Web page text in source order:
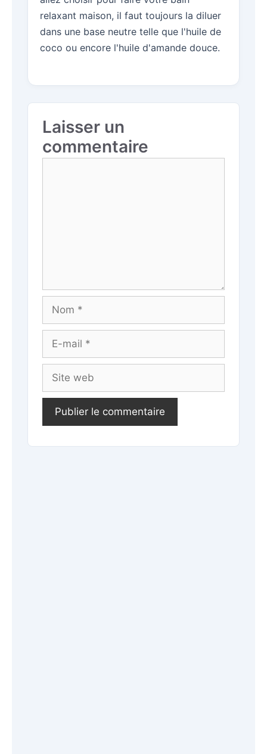
relaxant maison, il faut toujours la diluer
dans une base neutre telle que l'huile de
coco ou encore l'huile d'amande douce.
Laisser un
commentaire
Nom
mail
Site
web